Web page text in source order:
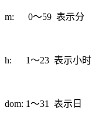
m: 0～59 表示分
h: 1～23 表示小时
dom: 1～31 表示日